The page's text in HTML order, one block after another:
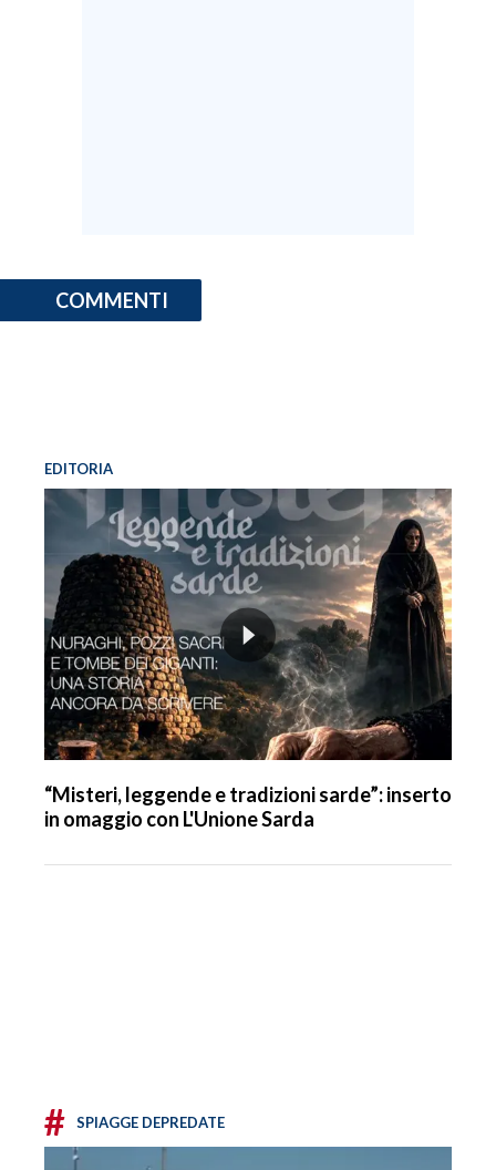
COMMENTI
EDITORIA
“Misteri, leggende e tradizioni sarde”: inserto
in omaggio con L'Unione Sarda
# SPIAGGE DEPREDATE